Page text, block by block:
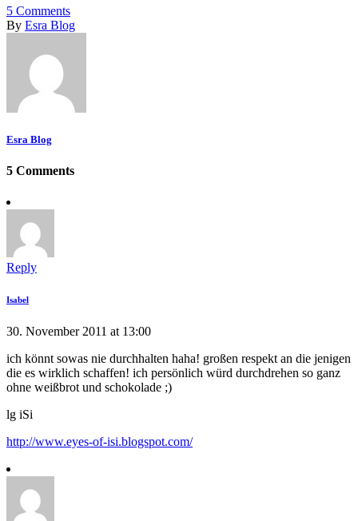
5 Comments
By Esra Blog
Esra Blog
5 Comments
Reply
Isabel
30. November 2011 at 13:00
ich könnt sowas nie durchhalten haha! großen respekt an die jenigen
die es wirklich schaffen! ich persönlich würd durchdrehen so ganz
ohne weißbrot und schokolade ;)
lg iSi
http://www.eyes-of-isi.blogspot.com/